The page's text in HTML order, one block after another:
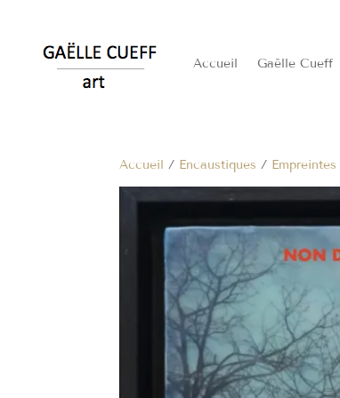
Accueil Gaëlle Cueff
Accueil / Encaustiques / Empreintes